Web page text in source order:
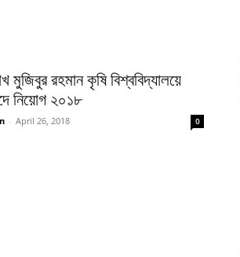
মুজিবুর রহমান কৃষি বিশ্ববিদ্যালয়ে
নিয়োগ ২০১৮
- April 26, 2018 0